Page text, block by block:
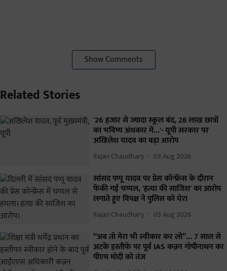
Show Comments
Related Stories
'26 हजार से ज्यादा स्कूल बंद, 28 लाख छात्रों
का भविष्य अंधकार में...'- यूपी सरकार पर
अखिलेश यादव का बड़ा आरोप
Rajan Chaudhary 03 Aug 2026
सांसद पप्पू यादव पर प्रेस कॉन्फ्रेंस के दौरान
फेंकी गई चप्पल, 'हत्या की साजिश' का आरोप
लगाते हुए विपक्ष ने पुलिस को घेरा
Rajan Chaudhary 03 Aug 2026
“अब तो मेरा भी स्वीकार कर लो”... 7 साल से
अटके इस्तीफे पर पूर्व IAS कन्नन गोपीनाथन का
पीएम मोदी को तंज